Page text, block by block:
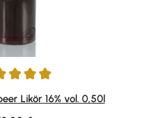
von 4.89 von 5 Sternen
Likör 16% vol. 0,50l